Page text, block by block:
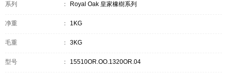
系列 ： Royal Oak 皇家橡樹系列
净重 ： 1KG
毛重 ： 3KG
型号 ： 15510OR.OO.1320OR.04